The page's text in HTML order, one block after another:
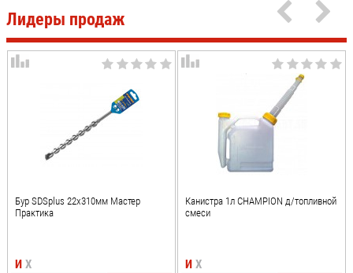
Лидеры продаж
Бур SDSplus 22x310мм Мастер
Практика
И Х
Канистра 1л CHAMPION д/топливной
смеси
И Х